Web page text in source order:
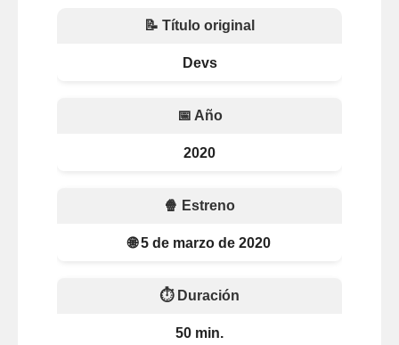
📝 Título original
Devs
📅 Año
2020
🍿 Estreno
🌐 5 de marzo de 2020
⏱️ Duración
50 min.